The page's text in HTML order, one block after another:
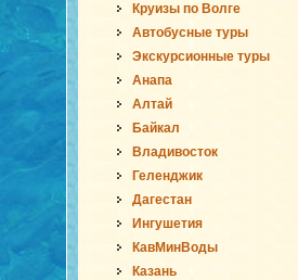
Круизы по Волге
Автобусные туры
Экскурсионные туры
Анапа
Алтай
Байкал
Владивосток
Геленджик
Дагестан
Ингушетия
КавМинВоды
Казань